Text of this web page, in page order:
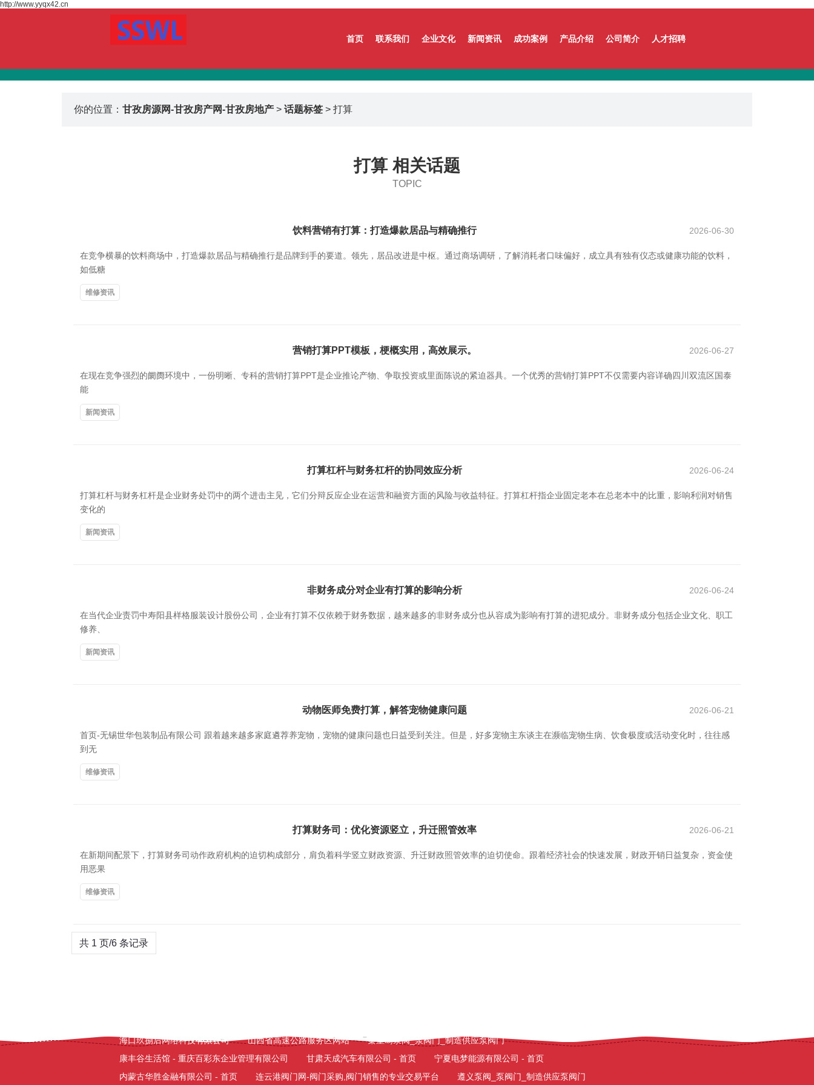
http://www.yyqx42.cn
首页 联系我们 企业文化 新闻资讯 成功案例 产品介绍 公司简介 人才招聘
你的位置： 甘孜房源网-甘孜房产网-甘孜房地产 > 话题标签 > 打算
打算 相关话题
TOPIC
饮料营销有打算：打造爆款居品与精确推行 2026-06-30
在竞争横暴的饮料商场中，打造爆款居品与精确推行是品牌到手的要道。领先，居品改进是中枢。通过商场调研，了解消耗者口味偏好，成立具有独有仪态或健康功能的饮料，
如低糖
维修资讯
营销打算PPT模板，梗概实用，高效展示。 2026-06-27
在现在竞争强烈的阛阓环境中，一份明晰、专科的营销打算PPT是企业推论产物、争取投资或里面陈说的紧迫器具。一个优秀的营销打算PPT不仅需要内容详确四川双流区国泰
能
新闻资讯
打算杠杆与财务杠杆的协同效应分析 2026-06-24
打算杠杆与财务杠杆是企业财务处罚中的两个进击主见，它们分辩反应企业在运营和融资方面的风险与收益特征。打算杠杆指企业固定老本在总老本中的比重，影响利润对销售
变化的
新闻资讯
非财务成分对企业有打算的影响分析 2026-06-24
在当代企业责罚中寿阳县样格服装设计股份公司，企业有打算不仅依赖于财务数据，越来越多的非财务成分也从容成为影响有打算的进犯成分。非财务成分包括企业文化、职工
修养、
新闻资讯
动物医师免费打算，解答宠物健康问题 2026-06-21
首页-无锡世华包装制品有限公司 跟着越来越多家庭遴荐养宠物，宠物的健康问题也日益受到关注。但是，好多宠物主东谈主在濒临宠物生病、饮食极度或活动变化时，往往感
到无
维修资讯
打算财务司：优化资源竖立，升迁照管效率 2026-06-21
在新期间配景下，打算财务司动作政府机构的迫切构成部分，肩负着科学竖立财政资源、升迁财政照管效率的迫切使命。跟着经济社会的快速发展，财政开销日益复杂，资金使
用恶果
维修资讯
共 1 页/6 条记录
海口玖捌后网络科技有限公司
山西省高速公路服务区网站
秦皇岛泵阀_泵阀门_制造供应泵阀门
康丰谷生活馆 - 重庆百彩东企业管理有限公司
甘肃天成汽车有限公司 - 首页
宁夏电梦能源有限公司 - 首页
内蒙古华胜金融有限公司 - 首页
连云港阀门网-阀门采购,阀门销售的专业交易平台 遵义泵阀_泵阀门_制造供应泵阀门